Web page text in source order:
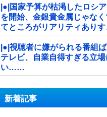
|●|国家予算が枯渇したロシ
を開始、金銀貴金属じゃな
てところがリアリティあり
|●|視聴者に嫌がられる番組
テレビ、自業自得すぎる立
い……
新着記事